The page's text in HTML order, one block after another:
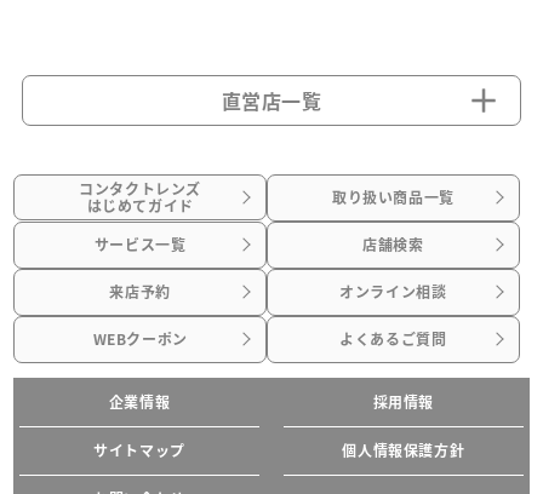
直営店一覧
コンタクトレンズ
はじめてガイド 取り扱い商品一覧
サービス一覧 店舗検索
来店予約 オンライン相談
WEBクーポン よくあるご質問
企業情報 採用情報
サイトマップ 個人情報保護方針